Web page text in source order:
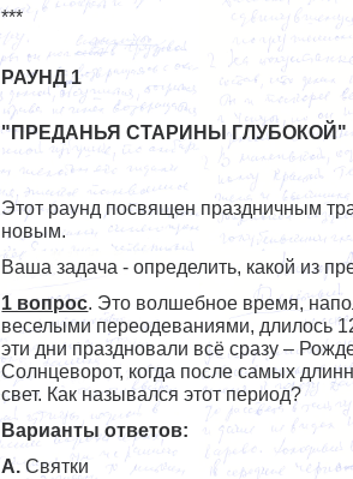
***
РАУНД 1
"ПРЕДАНЬЯ СТАРИНЫ ГЛУБОКОЙ"
Этот раунд посвящен праздничным
новым.
Ваша задача - определить, какой из
1 вопрос. Это волшебное время,
веселыми переодеваниями, длилось
эти дни праздновали всё сразу –
Солнцеворот, когда после самых
свет. Как назывался этот период?
Варианты ответов:
А. Святки